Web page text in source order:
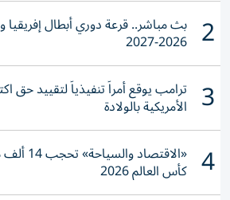
2 بث مباشر.. قرعة دوري أبطال إفريقيا
2026-2027
3 ترامب يوقع أمراً تنفيذياً لتقييد حق
الأمريكية بالولادة
4 كأس العالم 2026